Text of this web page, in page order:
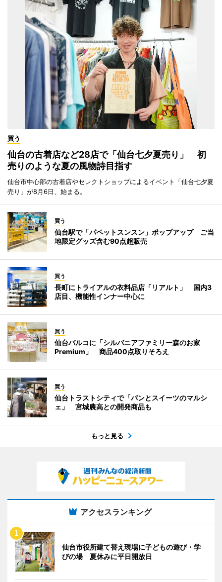
買う
仙台の古着店など28店で「仙台七夕夏売り」 初
売りのような夏の風物詩目指す
仙台市中心部の古着店やセレクトショップによるイベント「仙台七夕夏
売り」が8月6日、始まる。
買う
仙台駅で「パペットスンスン」ポップアップ ご当
地限定グッズ含む90点超販売
買う
長町にトライアルの衣料品店「リアルト」 国内3
店目、機能性インナー中心に
買う
仙台パルコに「シルバニアファミリー森のお家
Premium」 商品400点取りそろえ
買う
仙台トラストシティで「パンとスイーツのマルシ
ェ」 宮城農高との開発商品も
もっと見る
アクセスランキング
仙台市役所建て替え現場に子どもの遊び・学
びの場 夏休みに平日開放日